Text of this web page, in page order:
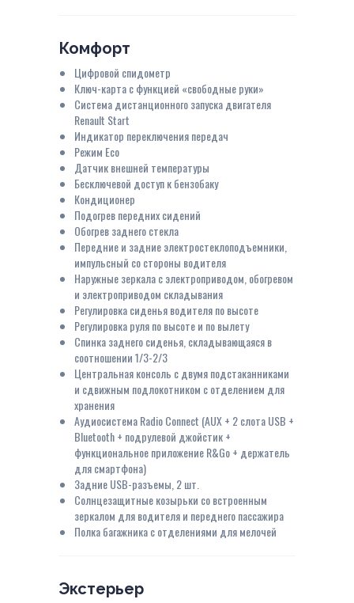
Комфорт
Цифровой спидометр
Ключ-карта с функцией «свободные руки»
Система дистанционного запуска двигателя
Renault Start
Индикатор переключения передач
Режим Eco
Датчик внешней температуры
Бесключевой доступ к бензобаку
Кондиционер
Подогрев передних сидений
Обогрев заднего стекла
Передние и задние электростеклоподъемники,
импульсный со стороны водителя
Наружные зеркала с электроприводом, обогревом
и электроприводом складывания
Регулировка сиденья водителя по высоте
Регулировка руля по высоте и по вылету
Спинка заднего сиденья, складывающаяся в
соотношении 1/3-2/3
Центральная консоль с двумя подстаканниками
и сдвижным подлокотником с отделением для
хранения
Аудиосистема Radio Connect (AUX + 2 слота USB +
Bluetooth + подрулевой джойстик +
функциональное приложение R&Go + держатель
для смартфона)
Задние USB-разъемы, 2 шт.
Солнцезащитные козырьки со встроенным
зеркалом для водителя и переднего пассажира
Полка багажника с отделениями для мелочей
Экстерьер